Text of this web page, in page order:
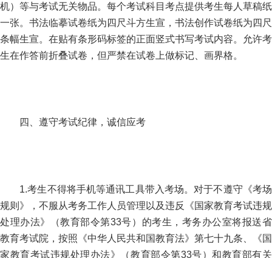
机）等与考试无关物品。每个考试科目考点提供考生每人草稿纸
一张。书法临摹试卷纸为四尺斗方生宣，书法创作试卷纸为四尺
条幅生宣。在贴有条形码标签的正面竖式书写考试内容。允许考
生在作答前折叠试卷，但严禁在试卷上做标记、画界格。
四、遵守考试纪律，诚信应考
1.考生不得将手机等通讯工具带入考场。对于不遵守《考场
规则》，不服从考务工作人员管理以及违反《国家教育考试违规
处理办法》（教育部令第33号）的考生，考务办公室将报送省
教育考试院，按照《中华人民共和国教育法》第七十九条、《国
家教育考试违规处理办法》（教育部令第33号）和教育部有关